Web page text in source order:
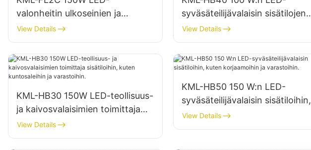
valonheitin ulkoseinien ja
aluevalaistukseen
View Details
syväsäteilijävalaisin sisätilojen
valaistukseen tehtaissa,
varastoissa jne.
View Details
KML-HB30 150W LED-teollisuus-
ja kaivosvalaisimien toimittaja
sisätiloihin, kuten kuntosaleihin
ja varastoihin.
View Details
KML-HB50 150 W:n LED-
syväsäteilijävalaisin sisätiloihin,
kuten korjaamoihin ja
varastoihin.
View Details